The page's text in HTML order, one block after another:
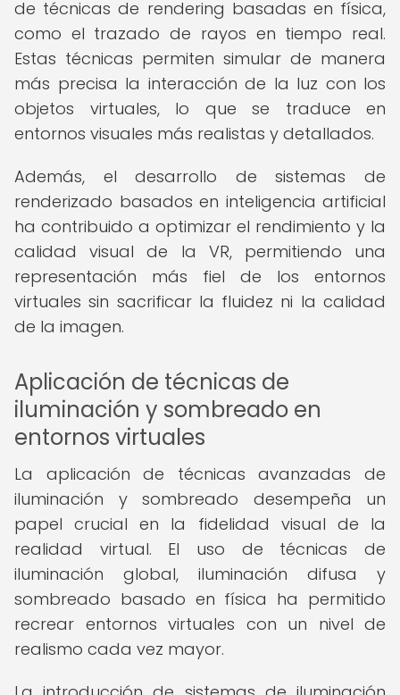
de técnicas de rendering basadas en física,
como el trazado de rayos en tiempo real.
Estas técnicas permiten simular de manera
más precisa la interacción de la luz con los
objetos virtuales, lo que se traduce en
entornos visuales más realistas y detallados.
Además, el desarrollo de sistemas de
renderizado basados en inteligencia artificial
ha contribuido a optimizar el rendimiento y la
calidad visual de la VR, permitiendo una
representación más fiel de los entornos
virtuales sin sacrificar la fluidez ni la calidad
de la imagen.
Aplicación de técnicas de
iluminación y sombreado en
entornos virtuales
La aplicación de técnicas avanzadas de
iluminación y sombreado desempeña un
papel crucial en la fidelidad visual de la
realidad virtual. El uso de técnicas de
iluminación global, iluminación difusa y
sombreado basado en física ha permitido
recrear entornos virtuales con un nivel de
realismo cada vez mayor.